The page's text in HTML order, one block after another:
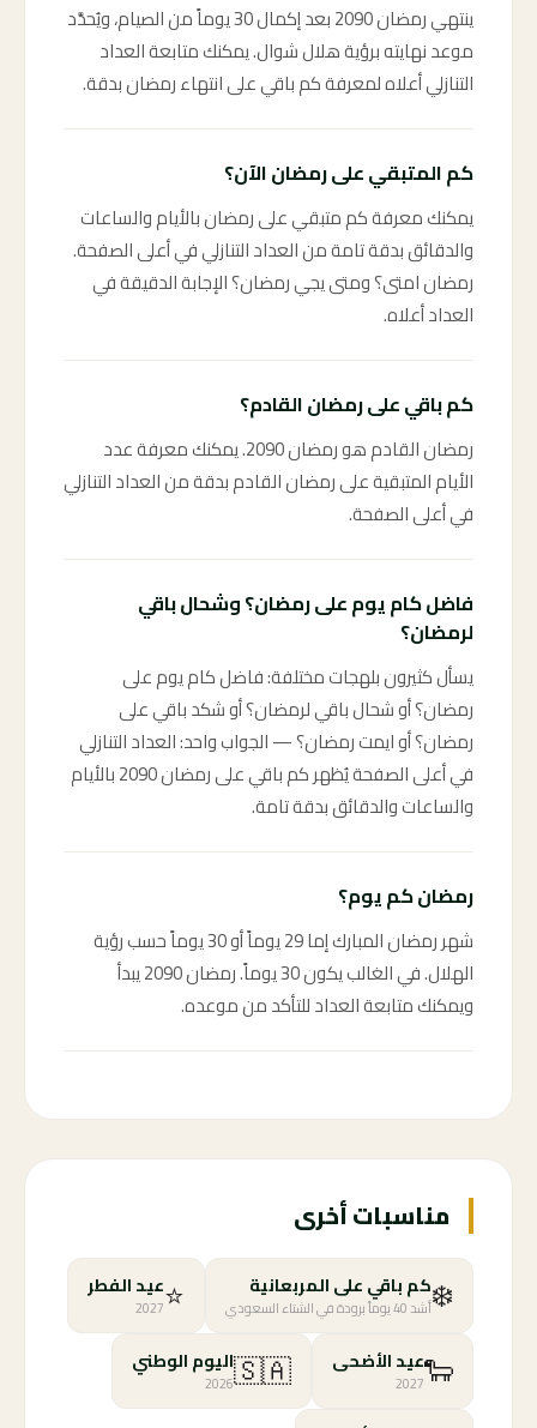
ينتهي رمضان 2090 بعد إكمال 30 يوماً من الصيام، ويُحدَّد
موعد نهايته برؤية هلال شوال. يمكنك متابعة العداد
التنازلي أعلاه لمعرفة كم باقي على انتهاء رمضان بدقة.
كم المتبقي على رمضان الآن؟
يمكنك معرفة كم متبقي على رمضان بالأيام والساعات
والدقائق بدقة تامة من العداد التنازلي في أعلى الصفحة.
رمضان امتى؟ ومتى يجي رمضان؟ الإجابة الدقيقة في
العداد أعلاه.
كم باقي على رمضان القادم؟
رمضان القادم هو رمضان 2090. يمكنك معرفة عدد
الأيام المتبقية على رمضان القادم بدقة من العداد التنازلي
في أعلى الصفحة.
فاضل كام يوم على رمضان؟ وشحال باقي
لرمضان؟
يسأل كثيرون بلهجات مختلفة: فاضل كام يوم على
رمضان؟ أو شحال باقي لرمضان؟ أو شكد باقي على
رمضان؟ أو ايمت رمضان؟ — الجواب واحد: العداد التنازلي
في أعلى الصفحة يُظهر كم باقي على رمضان 2090 بالأيام
والساعات والدقائق بدقة تامة.
رمضان كم يوم؟
شهر رمضان المبارك إما 29 يوماً أو 30 يوماً حسب رؤية
الهلال. في الغالب يكون 30 يوماً. رمضان 2090 يبدأ
ويمكنك متابعة العداد للتأكد من موعده.
مناسبات أخرى
❄️كم باقي على المربعانية
أشد 40 يوماً برودة في الشتاء السعودي ⭐عيد الفطر
2027
🐑عيد الأضحى
2027
🇸🇦اليوم الوطني
2026